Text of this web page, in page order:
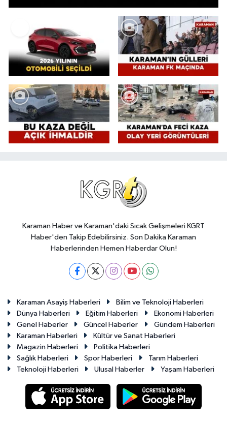
Karaman Haber ve Karaman'daki Sıcak Gelişmeleri KGRT
Haber'den Takip Edebilirsiniz. Son Dakika Karaman
Haberlerinden Hemen Haberdar Olun!
Karaman Asayiş Haberleri
Bilim ve Teknoloji Haberleri
Dünya Haberleri
Eğitim Haberleri
Ekonomi Haberleri
Genel Haberler
Güncel Haberler
Gündem Haberleri
Karaman Haberleri
Kültür ve Sanat Haberleri
Magazin Haberleri
Politika Haberleri
Sağlık Haberleri
Spor Haberleri
Tarım Haberleri
Teknoloji Haberleri
Ulusal Haberler Yaşam Haberleri